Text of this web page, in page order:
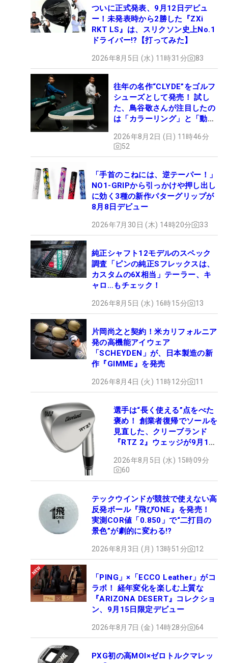
ついに正式発表、9月12日デビュ
ー！未発表時から2勝した『ZXi
RKT LS』は、スリクソン史上No.1
ドライバー!?【打ってみた】
2026年8月5日 (水) 11時31分 83
往年の名作“CLYDE”をゴルフ
シューズとして発売！ 試し
た、鳥谷敬さんが注目したの
は「カラーリング」と「動き
2026年8月2日 (日) 11時46分
52
「手首のこねには、逆テーパー！」
NO1-GRIPから引っかけや押し出し
に効く3種の新作パターグリップが
8月8日デビュー
2026年7月30日 (木) 14時20分 33
純正シャフト12モデルのスペック
調査「ピンの純正Sフレックスは、
カスタムの6X相当」テーラー、キ
ャロ…もチェック！
2026年8月5日 (水) 16時15分 13
片岡尚之と契約！米カリフォルニア
発の高機能アイウェア
「SCHEYDEN」が、日本製造の新
作『GIMME』を発売
2026年8月4日 (火) 11時12分 11
選手は“長く使える”点をべた
褒め！ 創業者復帰でソールを
見直した、クリーブランド
『RTZ 2』ウェッジが9月12
2026年8月5日 (水) 15時09分
60
テックウインドが競技で使えない高
反発ボール『飛びONE』を発売！
実測COR値「0.850」で“二打目の
景色”が劇的に変わる!?
2026年8月3日 (月) 13時51分 12
「PING」×「ECCO Leather」がコ
ラボ！ 経年変化を楽しむ上質な
『ARIZONA DESERT』コレクショ
ン、9月15日限定デビュー
2026年8月7日 (金) 14時28分 64
PXG初の高MOI×ゼロトルクマレッ